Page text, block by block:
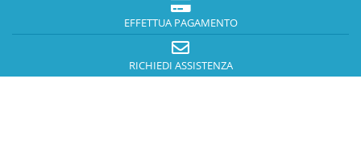
EFFETTUA PAGAMENTO
RICHIEDI ASSISTENZA